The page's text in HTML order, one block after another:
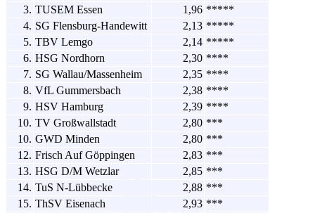
3. TUSEM Essen 1,96 *****
4. SG Flensburg-Handewitt 2,13 *****
5. TBV Lemgo 2,14 *****
6. HSG Nordhorn 2,30 ****
7. SG Wallau/Massenheim 2,35 ****
8. VfL Gummersbach 2,38 ****
9. HSV Hamburg 2,39 ****
10. TV Großwallstadt 2,80 ***
10. GWD Minden 2,80 ***
12. Frisch Auf Göppingen 2,83 ***
13. HSG D/M Wetzlar 2,85 ***
14. TuS N-Lübbecke 2,88 ***
15. ThSV Eisenach 2,93 ***